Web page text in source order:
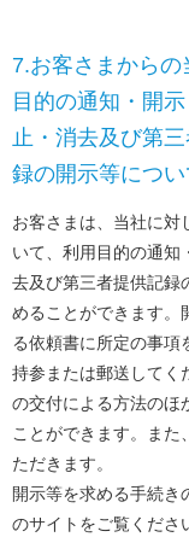
7.お客さまから
目的の通知・開
止・消去及び第
録の開示等につい
お客さまは、当社に対
いて、利用目的の通知
去及び第三者提供記録
めることができます。
る依頼書に所定の事項
持参または郵送してく
の交付による方法のほ
ことができます。ま
ただきます。
開示等を求める手続
のサイトをご覧くださ